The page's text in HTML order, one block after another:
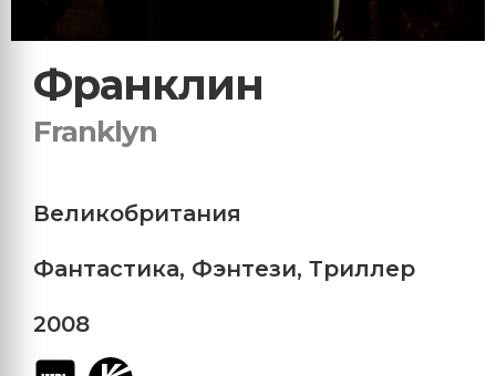
Франклин
Franklyn
Великобритания
Фантастика, Фэнтези, Триллер
2008